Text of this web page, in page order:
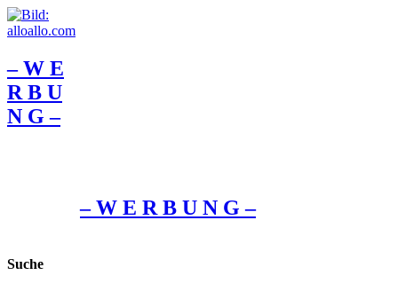
– W Ε
R Β U
Ν G –
– W Ε R Β U Ν G –
Suche